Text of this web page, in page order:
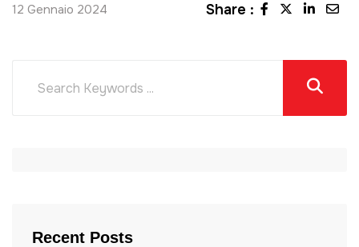
12 Gennaio 2024 Share :
Recent Posts